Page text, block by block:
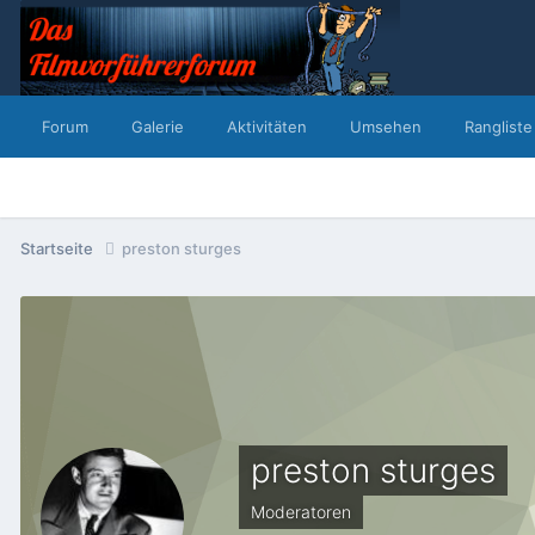
Forum Galerie Aktivitäten Umsehen Rangliste
Startseite preston sturges
preston sturges
Moderatoren